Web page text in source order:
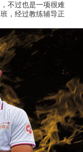
不过也是一项很难
，经过教练辅导正